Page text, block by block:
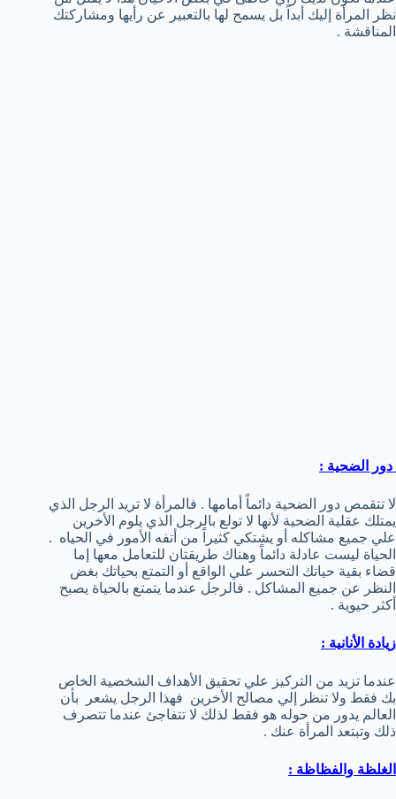
نظر المرأة إليك أبداً بل يسمح لها بالتعبير عن رأيها ومشاركتك
المناقشة .
دور الضحية :
لا تتقمص دور الضحية دائماً أمامها . فالمرأة لا تريد الرجل الذي
يمتلك عقلية الضحية لأنها لا تولع بالرجل الذي يلوم الأخرين
علي جميع مشاكله أو يشتكي كثيراً من أتفه الأمور في الحياه .
الحياة ليست عادلة دائماً وهناك طريقتان للتعامل معها إما
قضاء بقية حياتك التحسر علي الواقع أو التمتع بحياتك بغض
النظر عن جميع المشاكل . فالرجل عندما يتمتع بالحياة يصبح
أكثر حيوية .
زيادة الأنانية :
عندما تزيد من التركيز علي تحقيق الأهداف الشخصية الخاص
بك فقط ولا تنظر إلي مصالح الأخرين فهذا الرجل يشعر بأن
العالم يدور من حوله هو فقط لذلك لا تتفاجئ عندما تتصرف
ذلك وتبتعد المرأة عنك .
الغلظة والفظاظة :